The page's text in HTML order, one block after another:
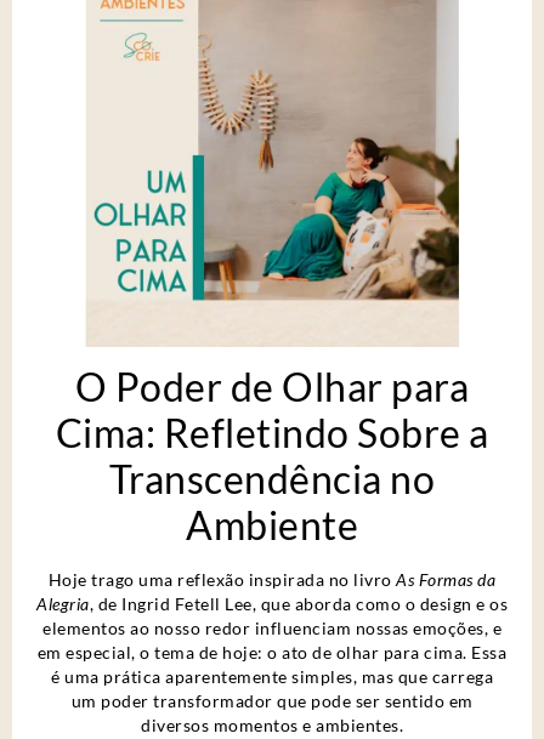
O Poder de Olhar para
Cima: Refletindo Sobre a
Transcendência no
Ambiente
Hoje trago uma reflexão inspirada no livroAs Formas da
Alegria, de Ingrid Fetell Lee, que aborda como o design e os
elementos ao nosso redor influenciam nossas emoções, e
em especial, o tema de hoje: o ato de olhar para cima. Essa
é uma prática aparentemente simples, mas que carrega
um poder transformador que pode ser sentido em
diversos momentos e ambientes.